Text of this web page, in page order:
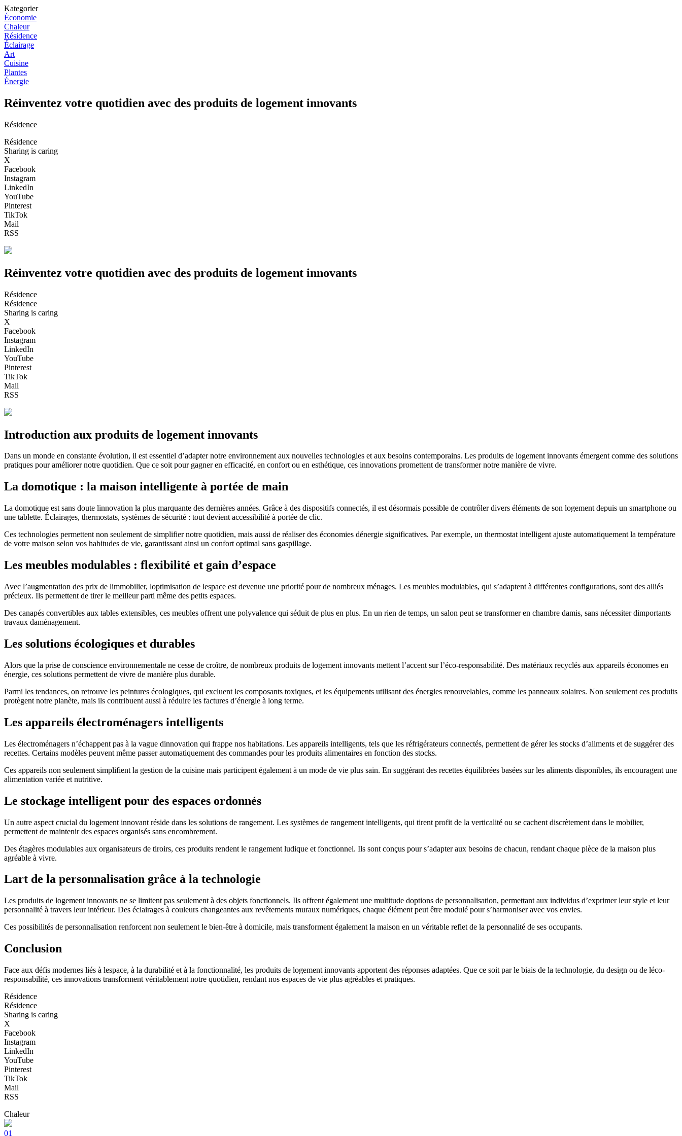
Kategorier
Économie
Chaleur
Résidence
Éclairage
Art
Cuisine
Plantes
Énergie
Réinventez votre quotidien avec des produits de logement innovants
Résidence
Résidence
Sharing is caring
X
Facebook
Instagram
LinkedIn
YouTube
Pinterest
TikTok
Mail
RSS
Réinventez votre quotidien avec des produits de logement innovants
Résidence
Résidence
Sharing is caring
X
Facebook
Instagram
LinkedIn
YouTube
Pinterest
TikTok
Mail
RSS
Introduction aux produits de logement innovants
Dans un monde en constante évolution, il est essentiel d’adapter notre environnement aux nouvelles technologies et aux besoins contemporains. Les produits de logement innovants émergent comme des solutions
pratiques pour améliorer notre quotidien. Que ce soit pour gagner en efficacité, en confort ou en esthétique, ces innovations promettent de transformer notre manière de vivre.
La domotique : la maison intelligente à portée de main
La domotique est sans doute linnovation la plus marquante des dernières années. Grâce à des dispositifs connectés, il est désormais possible de contrôler divers éléments de son logement depuis un smartphone ou
une tablette. Éclairages, thermostats, systèmes de sécurité : tout devient accessibilité à portée de clic.
Ces technologies permettent non seulement de simplifier notre quotidien, mais aussi de réaliser des économies dénergie significatives. Par exemple, un thermostat intelligent ajuste automatiquement la température
de votre maison selon vos habitudes de vie, garantissant ainsi un confort optimal sans gaspillage.
Les meubles modulables : flexibilité et gain d’espace
Avec l’augmentation des prix de limmobilier, loptimisation de lespace est devenue une priorité pour de nombreux ménages. Les meubles modulables, qui s’adaptent à différentes configurations, sont des alliés
précieux. Ils permettent de tirer le meilleur parti même des petits espaces.
Des canapés convertibles aux tables extensibles, ces meubles offrent une polyvalence qui séduit de plus en plus. En un rien de temps, un salon peut se transformer en chambre damis, sans nécessiter dimportants
travaux daménagement.
Les solutions écologiques et durables
Alors que la prise de conscience environnementale ne cesse de croître, de nombreux produits de logement innovants mettent l’accent sur l’éco-responsabilité. Des matériaux recyclés aux appareils économes en
énergie, ces solutions permettent de vivre de manière plus durable.
Parmi les tendances, on retrouve les peintures écologiques, qui excluent les composants toxiques, et les équipements utilisant des énergies renouvelables, comme les panneaux solaires. Non seulement ces produits
protègent notre planète, mais ils contribuent aussi à réduire les factures d’énergie à long terme.
Les appareils électroménagers intelligents
Les électroménagers n’échappent pas à la vague dinnovation qui frappe nos habitations. Les appareils intelligents, tels que les réfrigérateurs connectés, permettent de gérer les stocks d’aliments et de suggérer des
recettes. Certains modèles peuvent même passer automatiquement des commandes pour les produits alimentaires en fonction des stocks.
Ces appareils non seulement simplifient la gestion de la cuisine mais participent également à un mode de vie plus sain. En suggérant des recettes équilibrées basées sur les aliments disponibles, ils encouragent une
alimentation variée et nutritive.
Le stockage intelligent pour des espaces ordonnés
Un autre aspect crucial du logement innovant réside dans les solutions de rangement. Les systèmes de rangement intelligents, qui tirent profit de la verticalité ou se cachent discrètement dans le mobilier,
permettent de maintenir des espaces organisés sans encombrement.
Des étagères modulables aux organisateurs de tiroirs, ces produits rendent le rangement ludique et fonctionnel. Ils sont conçus pour s’adapter aux besoins de chacun, rendant chaque pièce de la maison plus
agréable à vivre.
Lart de la personnalisation grâce à la technologie
Les produits de logement innovants ne se limitent pas seulement à des objets fonctionnels. Ils offrent également une multitude doptions de personnalisation, permettant aux individus d’exprimer leur style et leur
personnalité à travers leur intérieur. Des éclairages à couleurs changeantes aux revêtements muraux numériques, chaque élément peut être modulé pour s’harmoniser avec vos envies.
Ces possibilités de personnalisation renforcent non seulement le bien-être à domicile, mais transforment également la maison en un véritable reflet de la personnalité de ses occupants.
Conclusion
Face aux défis modernes liés à lespace, à la durabilité et à la fonctionnalité, les produits de logement innovants apportent des réponses adaptées. Que ce soit par le biais de la technologie, du design ou de léco-
responsabilité, ces innovations transforment véritablement notre quotidien, rendant nos espaces de vie plus agréables et pratiques.
Résidence
Résidence
Sharing is caring
X
Facebook
Instagram
LinkedIn
YouTube
Pinterest
TikTok
Mail
RSS
Chaleur
01